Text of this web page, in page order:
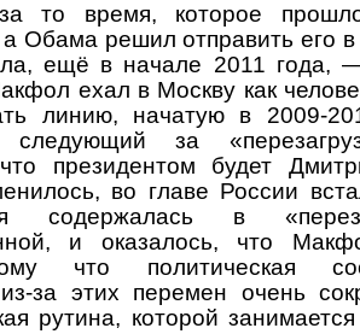
за то время, которое
Обама решил отправить его
ещё в начале 2011 года,
ехал в Москву как
линию, начатую в 2009-
следующий за
что президентом будет
во главе России
содержалась в
и оказалось, что
что политическая
за этих перемен очень
рутина, которой